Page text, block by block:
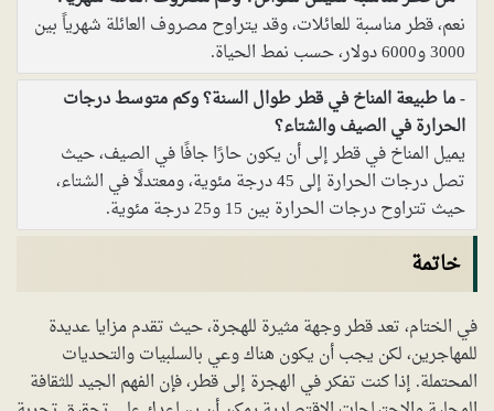
نعم، قطر مناسبة للعائلات، وقد يتراوح مصروف العائلة شهرياً بين
3000 و6000 دولار، حسب نمط الحياة.
ما طبيعة المناخ في قطر طوال السنة؟ وكم متوسط درجات
الحرارة في الصيف والشتاء؟
يميل المناخ في قطر إلى أن يكون حارًا جافًا في الصيف، حيث
تصل درجات الحرارة إلى 45 درجة مئوية، ومعتدلًا في الشتاء،
حيث تتراوح درجات الحرارة بين 15 و25 درجة مئوية.
خاتمة
في الختام، تعد قطر وجهة مثيرة للهجرة، حيث تقدم مزايا عديدة
للمهاجرين، لكن يجب أن يكون هناك وعي بالسلبيات والتحديات
المحتملة. إذا كنت تفكر في الهجرة إلى قطر، فإن الفهم الجيد للثقافة